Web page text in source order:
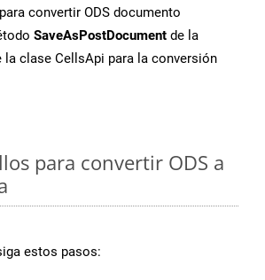
para convertir ODS documento
SaveAsPostDocument de la
la clase CellsApi para la conversión
para convertir ODS a
estos pasos: